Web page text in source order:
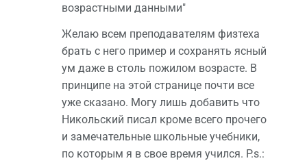
возрастными данными"
Желаю всем преподавателям физтеха
брать с него пример и сохранять ясный
ум даже в столь пожилом возрасте. В
принципе на этой странице почти все
уже сказано. Могу лишь добавить что
Никольский писал кроме всего прочего
и замечательные школьные учебники,
по которым я в свое время учился. P.s.: